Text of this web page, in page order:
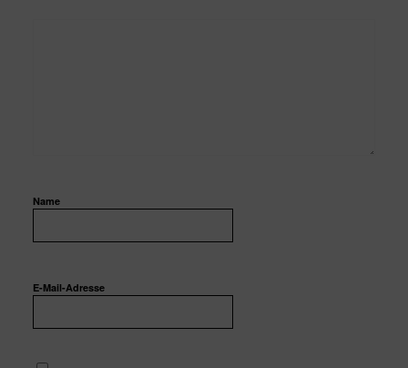
Name
E-Mail-Adresse